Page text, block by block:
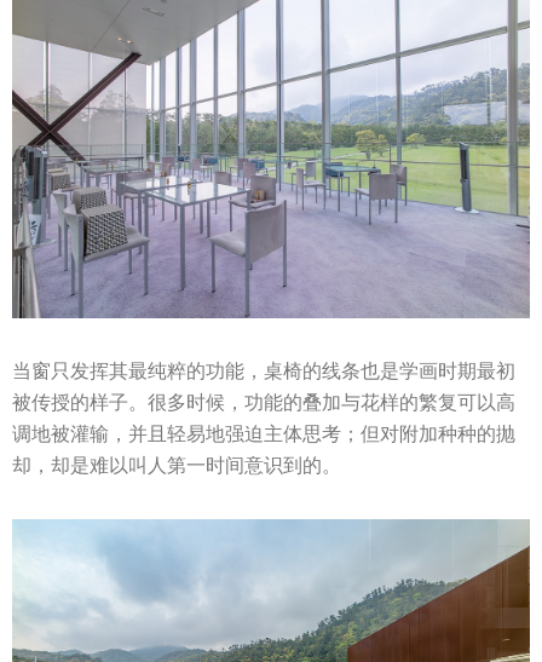
当窗只发挥其最纯粹的功能，桌椅的线条也是学画时期最初
被传授的样子。很多时候，功能的叠加与花样的繁复可以高
调地被灌输，并且轻易地强迫主体思考；但对附加种种的抛
却，却是难以叫人第一时间意识到的。